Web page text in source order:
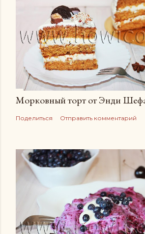
Морковный торт от Энди
Поделиться Отправить комментарий